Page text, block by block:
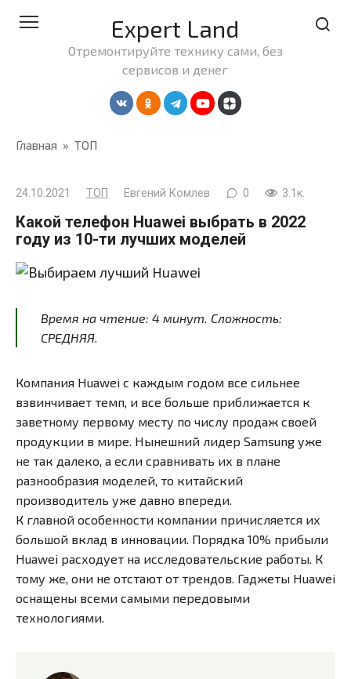
Expert Land
Отремонтируйте технику сами, без
сервисов и денег
Главная » ТОП
24.10.2021 ТОП Евгений Комлев 0 3.1к.
Какой телефон Huawei выбрать в 2022
году из 10-ти лучших моделей
Время на чтение: 4 минут . Сложность:
СРЕДНЯЯ.
Компания Huawei с каждым годом все сильнее
взвинчивает темп, и все больше приближается к
заветному первому месту по числу продаж своей
продукции в мире. Нынешний лидер Samsung уже
не так далеко, а если сравнивать их в плане
разнообразия моделей, то китайский
производитель уже давно впереди.
К главной особенности компании причисляется их
большой вклад в инновации. Порядка 10% прибыли
Huawei расходует на исследовательские работы. К
тому же, они не отстают от трендов. Гаджеты Huawei
оснащены всеми самыми передовыми
технологиями.